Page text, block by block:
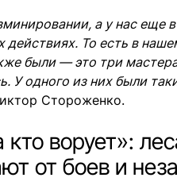
а у нас еще
действиях. То есть в
были — это три
У одного из них были
Стороженко.
кто ворует»:
от боев и